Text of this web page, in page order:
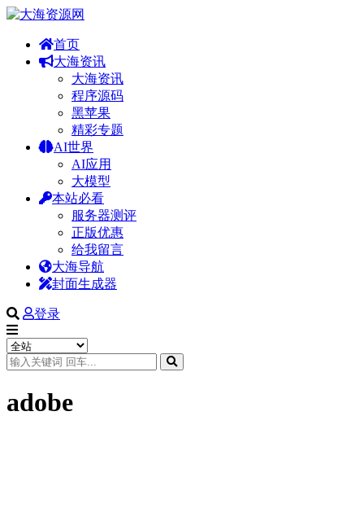
首页
大海资讯
大海资讯
程序源码
黑苹果
精彩专题
AI世界
AI应用
大模型
本站必看
服务器测评
正版优惠
给我留言
大海导航
封面生成器
登录
adobe